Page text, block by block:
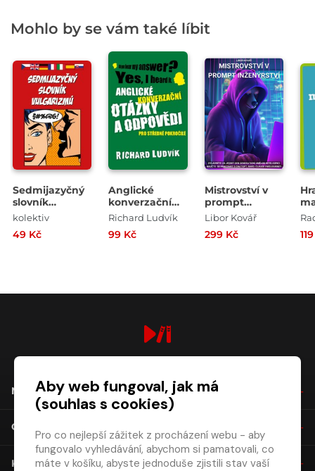
Mohlo by se vám také líbit
Sedmijazyčný
slovník
vulgarismů
kolektiv
49 Kč
Anglické
konverzační
otázky a
středně
Richard Ludvík
99 Kč
Mistrovství v
prompt
inženýrství
Libor Kovář
299 Kč
NÁKUP
O SPOLEČNOSTI
KONTAKT
Aby web fungoval, jak má
(souhlas s cookies)
Pro co nejlepší zážitek z procházení webu - aby
fungovalo vyhledávání, abychom si pamatovali, co
máte v košíku, abyste jednoduše zjistili stav vaší